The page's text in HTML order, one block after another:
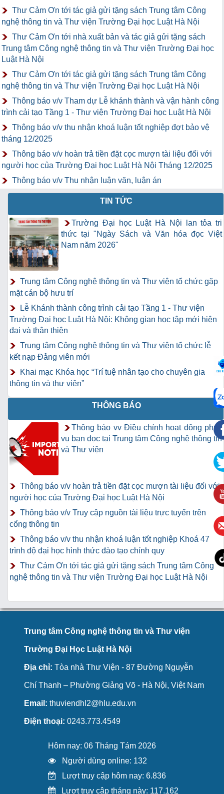
Thư Cảm Ơn tới tác giả gửi tặng sách Trung tâm Công
nghệ thông tin và Thư viện Trường Đại học Luật Hà Nội
Thư Cảm Ơn tới nhà xuất bản và tác giả gửi tặng sách
Trung tâm Công nghệ thông tin và Thư viện Trường Đại học
Luật Hà Nội
Thư Cảm Ơn tới tác giả gửi tặng sách Trung tâm Công
nghệ thông tin và Thư viện Trường Đại học Luật Hà Nội
Thông báo v/v Tham dự Lễ khánh thành và vận hành công
trình cải tạo Tầng 1 - Thư viện Trường Đại học Luật Hà Nội
Thông báo v/v thu nhận khoá luận tốt nghiệp đợt bảo vệ
tháng 12/2025
Thông báo v/v hoàn trả tiền đặt cọc mượn tài liệu đối với
người học của Trường Đại học Luật Hà Nội Tháng 12/2025
Thông báo v/v Thu nhận luận văn, luận án
TIN TỨC
Trường Đại học Luật Hà Nội lan tỏa tri
thức tại "Ngày Sách và Văn hóa đọc Việt
Nam năm 2026"
Trung tâm Công nghệ thông tin và Thư viện tổ chức gặp
mặt cán bộ hưu trí
Lễ Khánh thành công trình cải tạo Tầng 1 - Thư viện
Trường Đại học Luật Hà Nội: Không gian học tập mới hiện
đại và thân thiện
Trung tâm Công nghệ thông tin và Thư viện tổ chức lễ
kết nạp Đảng viên mới
Khai mạc Khóa học “Trí tuệ nhân tạo cho chuyên gia
thông tin và thư viện”
THÔNG BÁO
Thông báo vv Điều chỉnh hoạt động phục
vụ bạn đọc tại Trung tâm Công nghệ thông tin
và Thư viện
Thông báo v/v hoàn trả tiền đặt cọc mượn tài liệu đối với
người học của Trường Đại học Luật Hà Nội
Thông báo v/v Truy cập nguồn tài liệu trực tuyến trên
cổng thông tin
Thông báo v/v thu nhận khoá luận tốt nghiệp Khoá 47
trình độ đại học hình thức đào tạo chính quy
Thư Cảm Ơn tới tác giả gửi tặng sách Trung tâm Công
nghệ thông tin và Thư viện Trường Đại học Luật Hà Nội
Trung tâm Công nghệ thông tin và Thư viện
Trường Đại Học Luật Hà Nội
Địa chỉ: Tòa nhà Thư Viện - 87 Đường Nguyễn
Chí Thanh – Phường Giảng Võ - Hà Nội, Việt Nam
Email: thuviendhl2@hlu.edu.vn
Điện thoại: 0243.773.4549
Hôm nay: 06 Tháng Tám 2026
Người dùng online: 132
Lượt truy cập hôm nay: 6.836
Lượt truy cập tháng này: 117.162